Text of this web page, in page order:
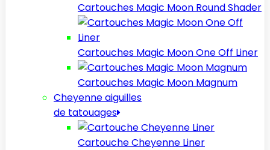
Cartouches Magic Moon Round Shader
Cartouches Magic Moon One Off Liner
Cartouches Magic Moon Magnum
Cheyenne aiguilles
de tatouages
Cartouche Cheyenne Liner